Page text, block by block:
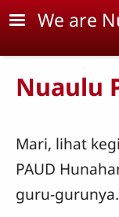
Skip to main
We are
Nuaulu
Mari, lihat
PAUD
guru-gurunya.